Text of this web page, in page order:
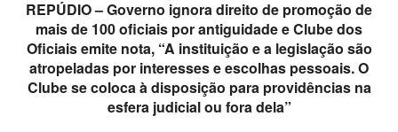
REPÚDIO – Governo ignora direito de promoção de
mais de 100 oficiais por antiguidade e Clube dos
Oficiais emite nota, “A instituição e a legislação são
atropeladas por interesses e escolhas pessoais. O
Clube se coloca à disposição para providências na
esfera judicial ou fora dela”